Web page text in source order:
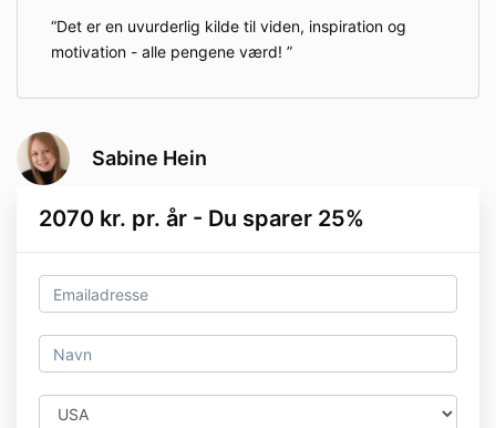
Det er en uvurderlig kilde til viden, inspiration og
motivation - alle pengene værd!
Sabine Hein
2070 kr. pr. år - Du sparer 25%